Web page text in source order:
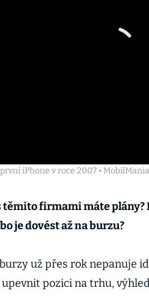
iPhone v roce 2007 •
těmito firmami máte plány?
je dovést až na burzu?
už přes rok nepanuje
pozici na trhu,